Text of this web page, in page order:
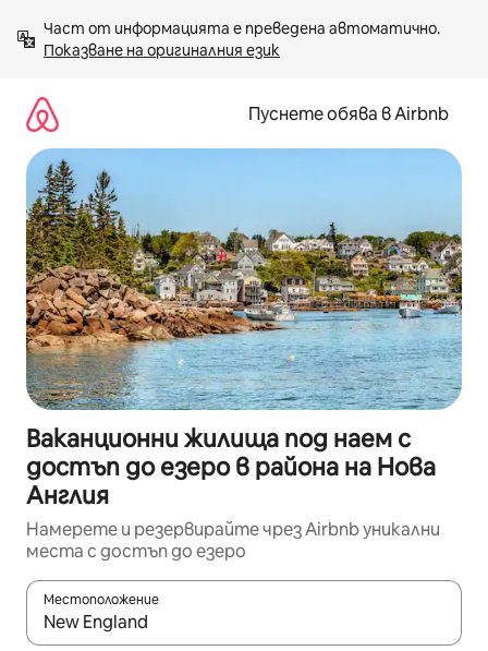
към
съдържанието
Показване на оригиналния език
Пуснете обява в Airbnb
Ваканционни жилища под наем с
достъп до езеро в района на Нова
Англия
Намерете и резервирайте чрез Airbnb уникални
места с достъп до езеро
Местоположение
Когато резултатите се покажат, използвайте